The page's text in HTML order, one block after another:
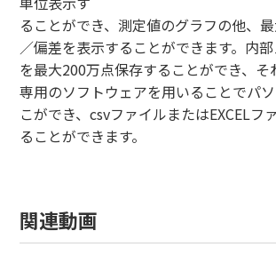
ることができ、測定値のグラフの他、
／偏差を表示することができます。内
を最大200万点保存することができ、そ
専用のソフトウェアを用いることでパ
こができ、csvファイルまたはEXCELフ
ることができます。
関連動画